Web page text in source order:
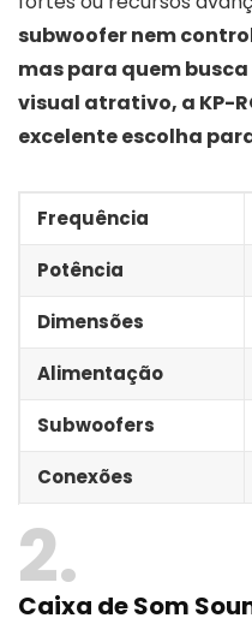
subwoofer nem
mas para quem
visual atrativo, a KP-
excelente escolha
Frequência
Potência
Dimensões
Alimentação
Subwoofers
Conexões
2
Caixa de Som